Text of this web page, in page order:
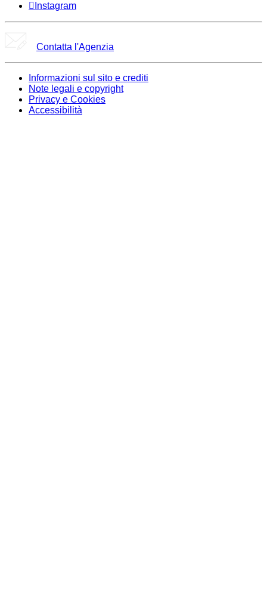
Instagram
Contatta l'Agenzia
Informazioni sul sito e crediti
Note legali e copyright
Privacy e Cookies
Accessibilità